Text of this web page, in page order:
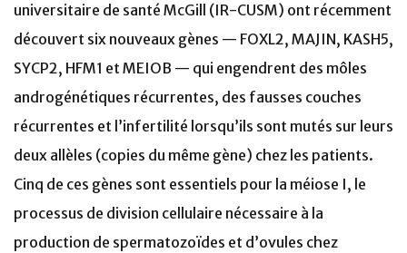
universitaire de santé McGill (IR-CUSM) ont récemment
découvert six nouveaux gènes — FOXL2, MAJIN, KASH5,
SYCP2, HFM1 et MEIOB — qui engendrent des môles
androgénétiques récurrentes, des fausses couches
récurrentes et l’infertilité lorsqu’ils sont mutés sur leurs
deux allèles (copies du même gène) chez les patients.
Cinq de ces gènes sont essentiels pour la méiose I, le
processus de division cellulaire nécessaire à la
production de spermatozoïdes et d’ovules chez